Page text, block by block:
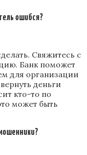
ошибся?
Свяжитесь с
Банк поможет
для организации
деньги
кто-то по
может быть